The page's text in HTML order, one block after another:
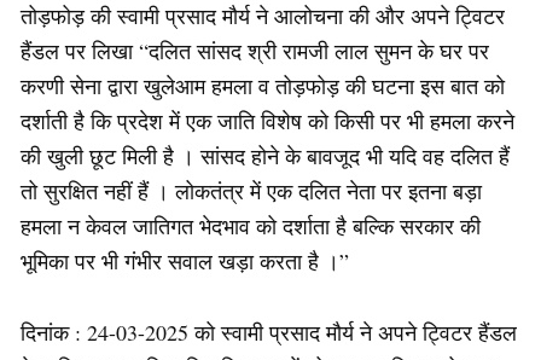
तोड़फोड़ की स्वामी प्रसाद मौर्य ने आलोचना की और अपने ट्विटर
हैंडल पर लिखा “दलित सांसद श्री रामजी लाल सुमन के घर पर
करणी सेना द्वारा खुलेआम हमला व तोड़फोड़ की घटना इस बात को
दर्शाती है कि प्रदेश में एक जाति विशेष को किसी पर भी हमला करने
की खुली छूट मिली है । सांसद होने के बावजूद भी यदि वह दलित हैं
तो सुरक्षित नहीं हैं । लोकतंत्र में एक दलित नेता पर इतना बड़ा
हमला न केवल जातिगत भेदभाव को दर्शाता है बल्कि सरकार की
भूमिका पर भी गंभीर सवाल खड़ा करता है ।”
दिनांक : 24-03-2025 को स्वामी प्रसाद मौर्य ने अपने ट्विटर हैंडल